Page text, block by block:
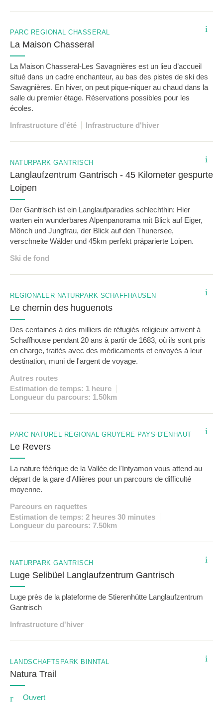
i
PARC RÉGIONAL CHASSERAL
La Maison Chasseral
La Maison Chasseral-Les Savagnières est un lieu d’accueil
situé dans un cadre enchanteur, au bas des pistes de ski des
Savagnières. En hiver, on peut pique-niquer au chaud dans la
salle du premier étage. Réservations possibles pour les
écoles.
Infrastructure d'été Infrastructure d'hiver
i
NATURPARK GANTRISCH
Langlaufzentrum Gantrisch - 45 Kilometer gespurte
Loipen
Der Gantrisch ist ein Langlaufparadies schlechthin: Hier
warten ein wunderbares Alpenpanorama mit Blick auf Eiger,
Mönch und Jungfrau, der Blick auf den Thunersee,
verschneite Wälder und 45km perfekt präparierte Loipen.
Ski de fond
i
REGIONALER NATURPARK SCHAFFHAUSEN
Le chemin des huguenots
Des centaines à des milliers de réfugiés religieux arrivent à
Schaffhouse pendant 20 ans à partir de 1683, où ils sont pris
en charge, traités avec des médicaments et envoyés à leur
destination, muni de l'argent de voyage.
Autres routes
Estimation de temps: 1 heure
Longueur du parcours: 1.50km
i
PARC NATUREL RÉGIONAL GRUYÈRE PAYS-D'ENHAUT
Le Revers
La nature féérique de la Vallée de l'Intyamon vous attend au
départ de la gare d'Allières pour un parcours de difficulté
moyenne.
Parcours en raquettes
Estimation de temps: 2 heures 30 minutes
Longueur du parcours: 7.50km
i
NATURPARK GANTRISCH
Luge Selibüel Langlaufzentrum Gantrisch
Luge près de la plateforme de Stierenhütte Langlaufzentrum
Gantrisch
Infrastructure d'hiver
i
LANDSCHAFTSPARK BINNTAL
Natura Trail
Ouvert